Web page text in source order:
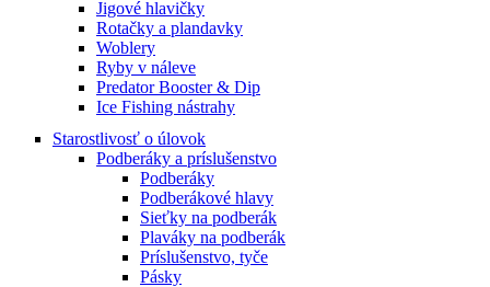
Jigové hlavičky
Rotačky a plandavky
Woblery
Ryby v náleve
Predator Booster & Dip
Ice Fishing nástrahy
Starostlivosť o úlovok
Podberáky a príslušenstvo
Podberáky
Podberákové hlavy
Sieťky na podberák
Plaváky na podberák
Príslušenstvo, tyče
Pásky